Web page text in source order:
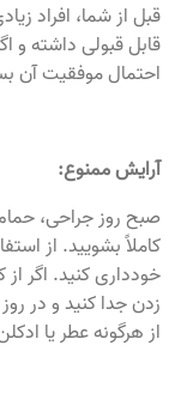
قبل از شما، افراد
قابل قبولی داشته و
احتمال موفقیت آن
آرایش ممنوع:
صبح روز جراحی،
کاملاً بشویید. از
خودداری کنید. اگر
زدن جدا کنید و در
از هرگونه عطر یا